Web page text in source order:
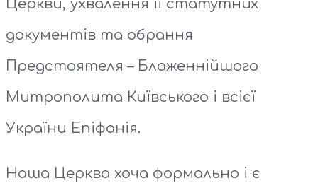
Церкви, ухвалення її статутних
документів та обрання
Предстоятеля – Блаженнійшого
Митрополита Київського і всієї
України Епіфанія.
Наша Церква хоча формально і є